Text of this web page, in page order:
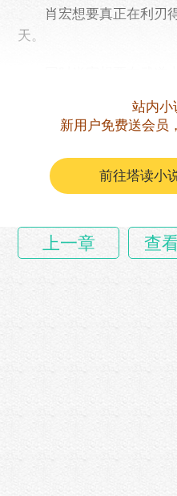
肖宏想要真正在利刃得
天。
这便是肖宏的宿命。
啊！
站内小
新用户免费送会员
前往塔读小
上一章 查